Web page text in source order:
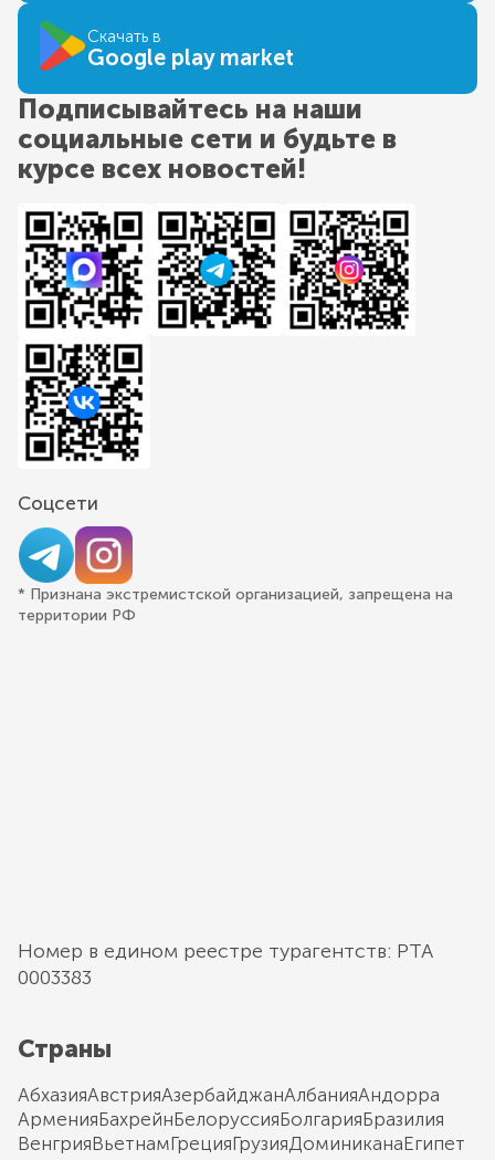
Скачать в
Google play market
Подписывайтесь на наши
социальные сети и будьте в
курсе всех новостей!
Соцсети
* Признана экстремистской организацией, запрещена на
территории РФ
Номер в едином реестре турагентств: РТА
0003383
Страны
АбхазияАвстрияАзербайджанАлбанияАндорра
АрменияБахрейнБелоруссияБолгарияБразилия
ВенгрияВьетнамГрецияГрузияДоминиканаЕгипет